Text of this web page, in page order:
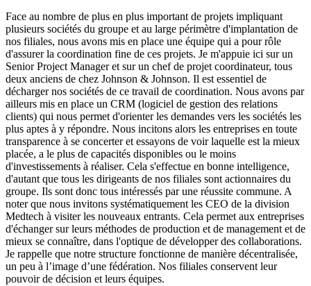
Face au nombre de plus en plus important de projets impliquant
plusieurs sociétés du groupe et au large périmètre d'implantation de
nos filiales, nous avons mis en place une équipe qui a pour rôle
d'assurer la coordination fine de ces projets. Je m'appuie ici sur un
Senior Project Manager et sur un chef de projet coordinateur, tous
deux anciens de chez Johnson & Johnson. Il est essentiel de
décharger nos sociétés de ce travail de coordination. Nous avons par
ailleurs mis en place un CRM (logiciel de gestion des relations
clients) qui nous permet d'orienter les demandes vers les sociétés les
plus aptes à y répondre. Nous incitons alors les entreprises en toute
transparence à se concerter et essayons de voir laquelle est la mieux
placée, a le plus de capacités disponibles ou le moins
d'investissements à réaliser. Cela s'effectue en bonne intelligence,
d'autant que tous les dirigeants de nos filiales sont actionnaires du
groupe. Ils sont donc tous intéressés par une réussite commune. A
noter que nous invitons systématiquement les CEO de la division
Medtech à visiter les nouveaux entrants. Cela permet aux entreprises
d'échanger sur leurs méthodes de production et de management et de
mieux se connaître, dans l'optique de développer des collaborations.
Je rappelle que notre structure fonctionne de manière décentralisée,
un peu à l’image d’une fédération. Nos filiales conservent leur
pouvoir de décision et leurs équipes.